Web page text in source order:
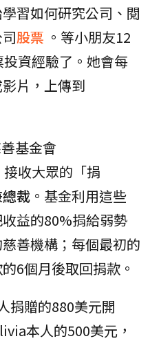
習如何研究公司、閱
股票 。等小朋友12
資經驗了。她會每
片，上傳到
基金會
收大眾的「捐
裁 。基金利用這些
收益的80%捐給弱勢
善機構；每個最初的
6個月後取回捐款。
捐贈的880美元開
本人的500美元，